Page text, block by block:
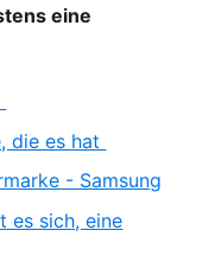
eine
die es hat
- Samsung
es sich, eine